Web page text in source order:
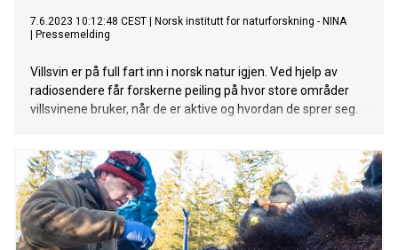
7.6.2023 10:12:48 CEST
Norsk institutt for naturforskning - NINA
Pressemelding
Villsvin er på full fart inn i norsk natur igjen. Ved hjelp av
radiosendere får forskerne peiling på hvor store områder
villsvinene bruker, når de er aktive og hvordan de sprer seg.